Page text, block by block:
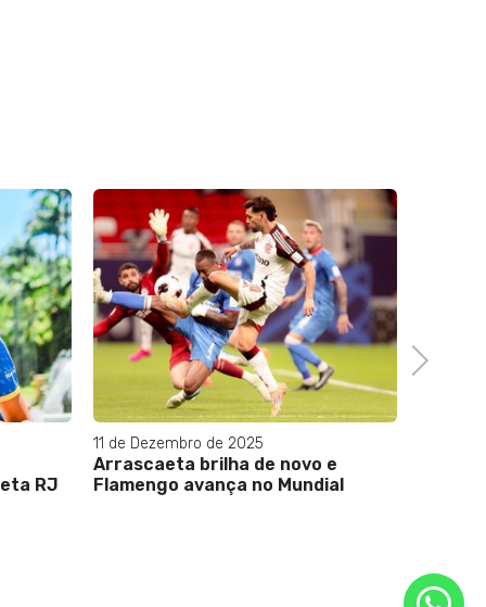
RJ
11 de Dezembro de 2025
Arrascaeta brilha de novo e
Flamengo avança no Mundial
Next